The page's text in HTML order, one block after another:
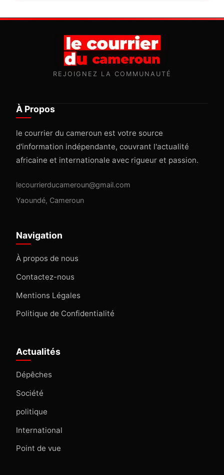
REJOIGNEZ LA COMMUNAUTÉ
À Propos
le courrier du cameroun est votre source
d'information indépendante, couvrant l'actualité
africaine et internationale avec rigueur et passion.
lecourrierducameroun@gmail.com
Yaoundé, Cameroun
Navigation
À propos de nous
Contactez-nous
Mentions Légales
Politique de Confidentialité
Actualités
Dépêches
Société
politique
International
Point de vue